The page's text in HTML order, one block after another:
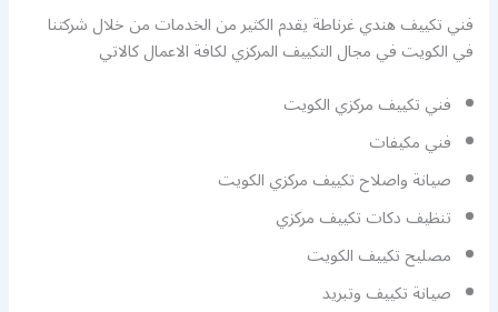
فني تكييف هندي غرناطة يقدم الكثير من الخدمات من خلال شركتنا
في الكويت في مجال التكييف المركزي لكافة الاعمال كالاتي
فني تكييف مركزي الكويت
فني مكيفات
صيانة واصلاح تكييف مركزي الكويت
تنظيف دكات تكييف مركزي
مصليح تكييف الكويت
صيانة تكييف وتبريد